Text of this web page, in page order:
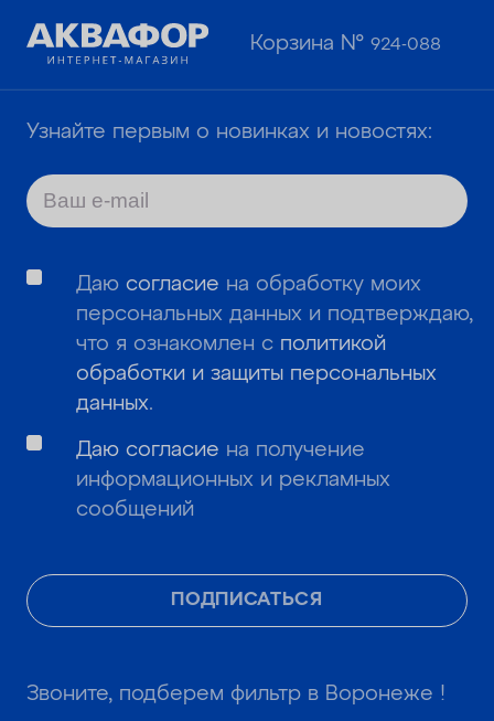
Корзина №924-088
Узнайте первым о новинках и новостях:
ПОДПИСАТЬСЯ
Даю согласие на обработку моих
персональных данных и подтверждаю,
что я ознакомлен с политикой
обработки и защиты персональных
данных.
Даю согласие на получение
информационных и рекламных
сообщений
Звоните, подберем фильтр в Воронеже !